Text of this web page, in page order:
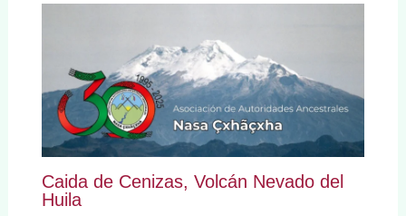
Caida de Cenizas, Volcán Nevado del
Huila